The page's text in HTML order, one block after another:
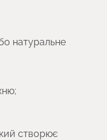
натуральне
створює